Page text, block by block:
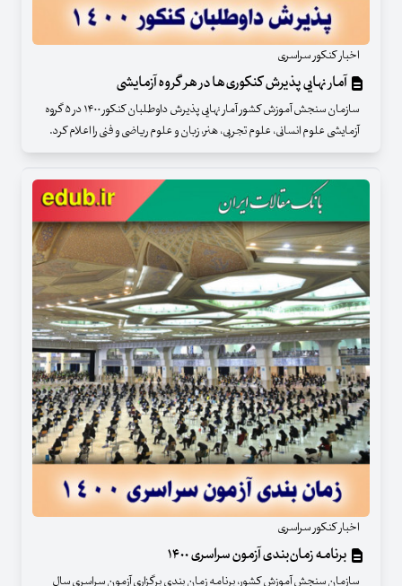
اخبار کنکور سراسری
آمار نهایی پذیرش کنکوری‌ها در هر گروه آزمایشی
سازمان سنجش آموزش کشور آمار نهایی پذیرش داوطلبان کنکور ۱۴۰۰ در ۵ گروه
آزمایشی علوم انسانی، علوم تجربی، هنر، زبان و علوم ریاضی و فنی را اعلام کرد.
اخبار کنکور سراسری
برنامه‌ زمان‌بندی آزمون سراسری ۱۴۰۰
سازمان سنجش آموزش کشور، برنامه زمان بندی برگزاری آزمون سراسری سال